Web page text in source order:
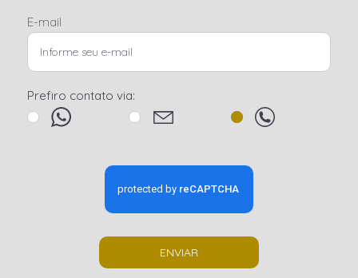
E-mail
Prefiro contato via:
ENVIAR